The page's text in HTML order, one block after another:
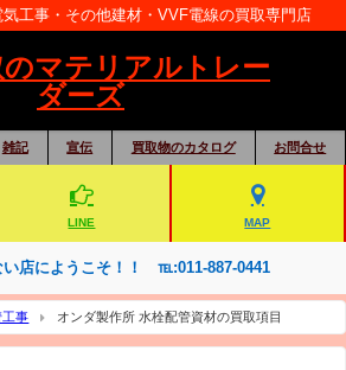
工事・その他建材・VVF電線の買取専門店
マテリアルトレー
ダーズ
雑記 宣伝 買取物のカタログ お問合せ
LINE MAP
い店にようこそ！！ ℡:011-887-0441
工事 オンダ製作所 水栓配管資材の買取項目